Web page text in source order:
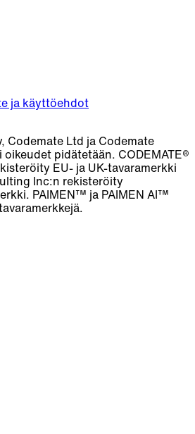
ja käyttöehdot
Codemate Ltd ja Codemate
pidätetään. CODEMATE®
EU- ja UK-tavaramerkki
Inc:n rekisteröity
PAIMEN™ ja PAIMEN AI™